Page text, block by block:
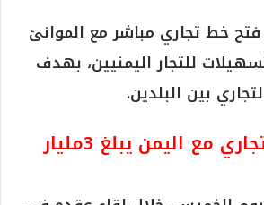
خط تجاري مباشر مع الموانئ
للتجار اليمنيين، بهدف
بين البلدين.
حجم التعاون التجاري مع اليمن يبلغ 3مليار